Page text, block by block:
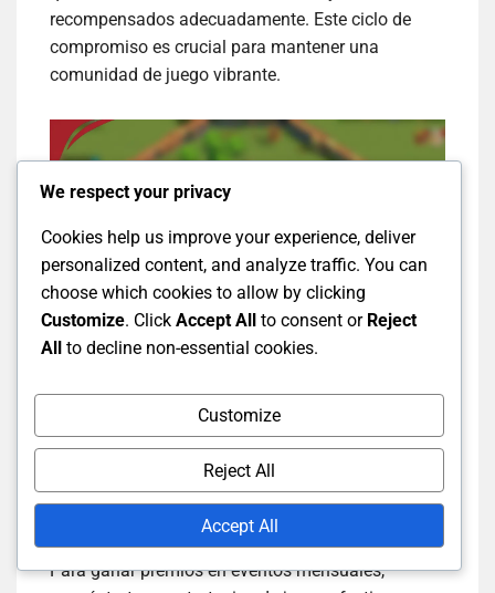
recompensados adecuadamente. Este ciclo de
compromiso es crucial para mantener una
comunidad de juego vibrante.
¿Qué estrategias puedo
usar para ganar
premios?
Para ganar premios en eventos mensuales,
We respect your privacy
Cookies help us improve your experience, deliver
personalized content, and analyze traffic. You can
choose which cookies to allow by clicking
Customize. Click Accept All to consent or Reject
All to decline non-essential cookies.
Customize
Reject All
Accept All